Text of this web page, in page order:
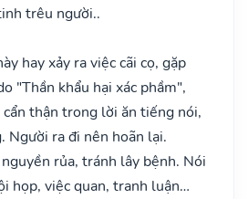
trêu người..
hay xảy ra việc cãi cọ, gặp
"Thần khẩu hại xác phầm",
thận trong lời ăn tiếng nói,
Người ra đi nên hoãn lại.
rủa, tránh lây bệnh. Nói
họp, việc quan, tranh luận…